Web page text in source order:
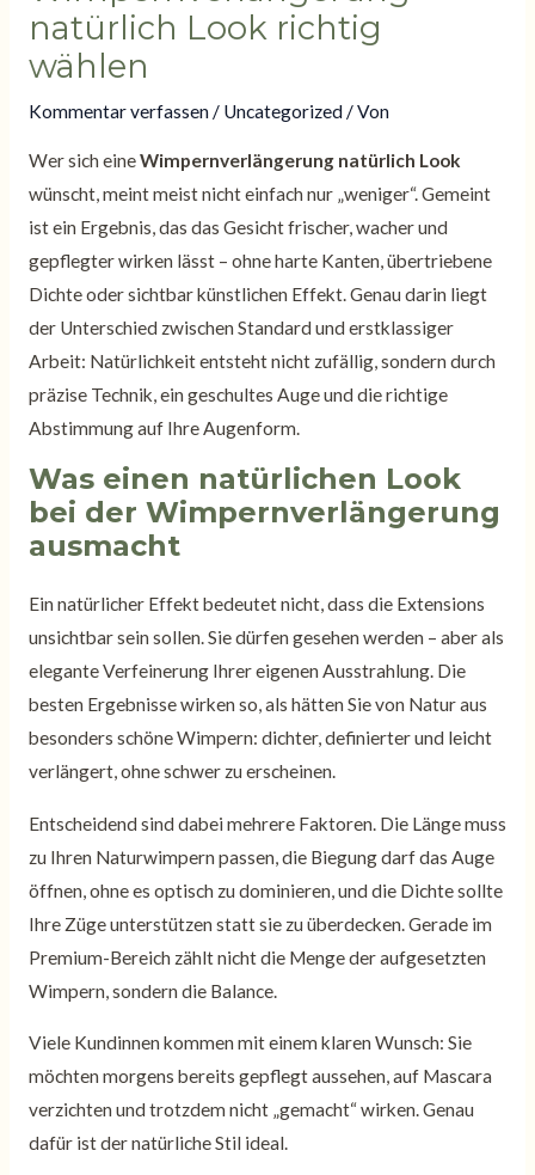
natürlich Look richtig
wählen
Kommentar verfassen/ Uncategorized/ Von
Wer sich eineWimpernverlängerung natürlich Look
wünscht, meint meist nicht einfach nur „weniger“. Gemeint
ist ein Ergebnis, das das Gesicht frischer, wacher und
gepflegter wirken lässt – ohne harte Kanten, übertriebene
Dichte oder sichtbar künstlichen Effekt. Genau darin liegt
der Unterschied zwischen Standard und erstklassiger
Arbeit: Natürlichkeit entsteht nicht zufällig, sondern durch
präzise Technik, ein geschultes Auge und die richtige
Abstimmung auf Ihre Augenform.
Was einen natürlichen Look
bei der Wimpernverlängerung
ausmacht
Ein natürlicher Effekt bedeutet nicht, dass die Extensions
unsichtbar sein sollen. Sie dürfen gesehen werden – aber als
elegante Verfeinerung Ihrer eigenen Ausstrahlung. Die
besten Ergebnisse wirken so, als hätten Sie von Natur aus
besonders schöne Wimpern: dichter, definierter und leicht
verlängert, ohne schwer zu erscheinen.
Entscheidend sind dabei mehrere Faktoren. Die Länge muss
zu Ihren Naturwimpern passen, die Biegung darf das Auge
öffnen, ohne es optisch zu dominieren, und die Dichte sollte
Ihre Züge unterstützen statt sie zu überdecken. Gerade im
Premium-Bereich zählt nicht die Menge der aufgesetzten
Wimpern, sondern die Balance.
Viele Kundinnen kommen mit einem klaren Wunsch: Sie
möchten morgens bereits gepflegt aussehen, auf Mascara
verzichten und trotzdem nicht „gemacht“ wirken. Genau
dafür ist der natürliche Stil ideal.